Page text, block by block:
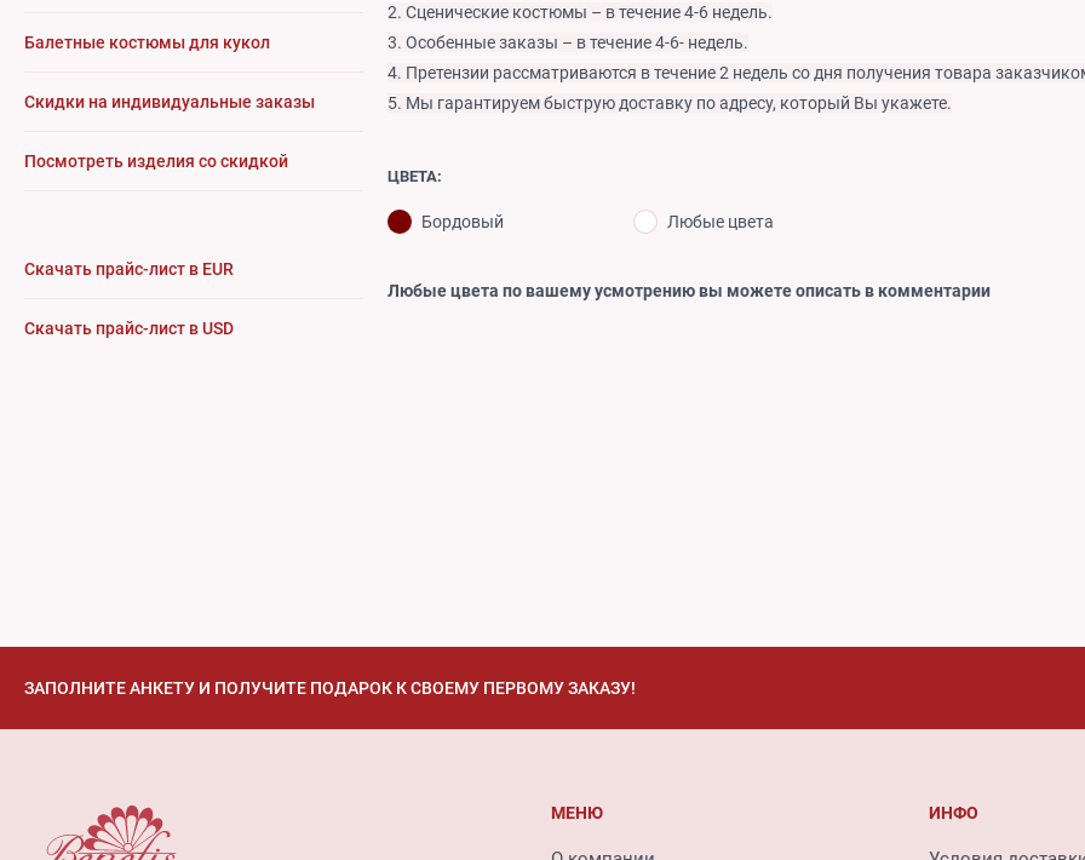
Балетные костюмы для кукол
Cкидки на индивидуальные заказы
Посмотреть изделия со скидкой
Скачать прайс-лист в EUR
Скачать прайс-лист в USD
2. Сценические костюмы – в течение 4-6 недель.
3. Особенные заказы – в течение 4-6- недель.
4. Претензии рассматриваются в течение 2 недель со дня получения товара
5. Мы гарантируем быструю доставку по адресу, который Вы укажете.
ЦВЕТА:
Бордовый Любые цвета
Любые цвета по вашему усмотрению вы можете описать в комментарии
ЗАПОЛНИТЕ АНКЕТУ И ПОЛУЧИТЕ ПОДАРОК К СВОЕМУ ПЕРВОМУ ЗАКАЗУ!
МЕНЮ ИНФО